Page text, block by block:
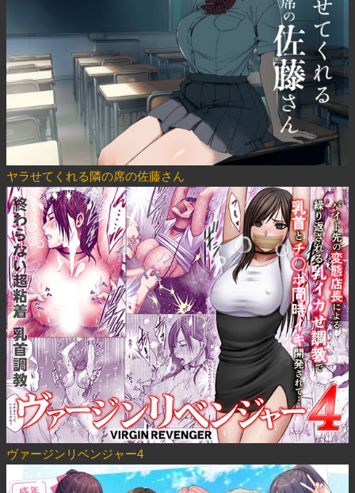
ヤラせてくれる隣の席の佐藤さん
ヴァージンリベンジャー4